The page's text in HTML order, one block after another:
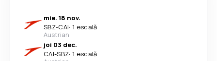
mie. 18 nov.
SBZ-CAI· 1 escală
Austrian
joi 03 dec.
CAI-SBZ· 1 escală